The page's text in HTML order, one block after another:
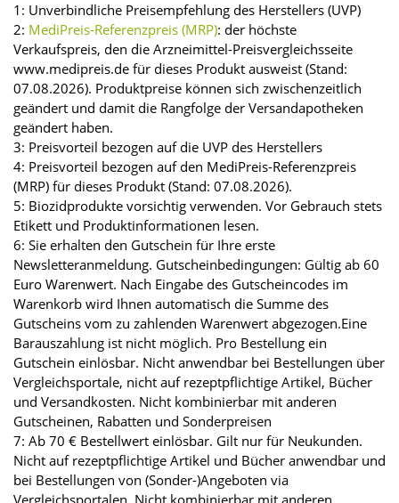
1: Unverbindliche Preisempfehlung des Herstellers (UVP)
2: MediPreis-Referenzpreis (MRP): der höchste
Verkaufspreis, den die Arzneimittel-Preisvergleichsseite
www.medipreis.de für dieses Produkt ausweist (Stand:
07.08.2026). Produktpreise können sich zwischenzeitlich
geändert und damit die Rangfolge der Versandapotheken
geändert haben.
3: Preisvorteil bezogen auf die UVP des Herstellers
4: Preisvorteil bezogen auf den MediPreis-Referenzpreis
(MRP) für dieses Produkt (Stand: 07.08.2026).
5: Biozidprodukte vorsichtig verwenden. Vor Gebrauch stets
Etikett und Produktinformationen lesen.
6: Sie erhalten den Gutschein für Ihre erste
Newsletteranmeldung. Gutscheinbedingungen: Gültig ab 60
Euro Warenwert. Nach Eingabe des Gutscheincodes im
Warenkorb wird Ihnen automatisch die Summe des
Gutscheins vom zu zahlenden Warenwert abgezogen.Eine
Barauszahlung ist nicht möglich. Pro Bestellung ein
Gutschein einlösbar. Nicht anwendbar bei Bestellungen über
Vergleichsportale, nicht auf rezeptpflichtige Artikel, Bücher
und Versandkosten. Nicht kombinierbar mit anderen
Gutscheinen, Rabatten und Sonderpreisen
7: Ab 70 € Bestellwert einlösbar. Gilt nur für Neukunden.
Nicht auf rezeptpflichtige Artikel und Bücher anwendbar und
bei Bestellungen von (Sonder-)Angeboten via